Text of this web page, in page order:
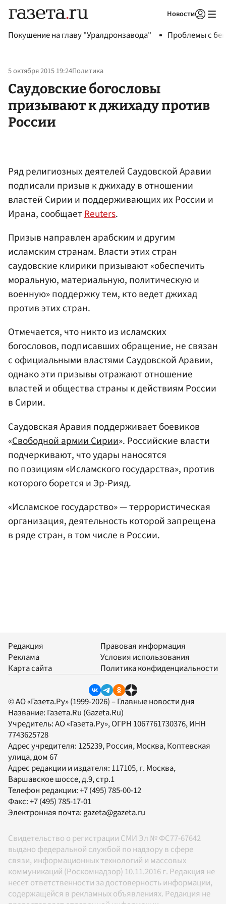
Новости
Покушение на главу "Уралдронзавода" Проблемы с
5 октября 2015 19:24Политика
Саудовские богословы
призывают к джихаду против
России
Ряд религиозных деятелей Саудовской Аравии
подписали призыв к джихаду в отношении
властей Сирии и поддерживающих их России и
Ирана, сообщаетReuters.
Призыв направлен арабским и другим
исламским странам. Власти этих стран
саудовские клирики призывают «обеспечить
моральную, материальную, политическую и
военную» поддержку тем, кто ведет джихад
против этих стран.
Отмечается, что никто из исламских
богословов, подписавших обращение, не связан
с официальными властями Саудовской Аравии,
однако эти призывы отражают отношение
властей и общества страны к действиям России
в Сирии.
Саудовская Аравия поддерживает боевиков
«Свободной армии Сирии». Российские власти
подчеркивают, что удары наносятся
по позициям «Исламского государства», против
которого борется и Эр-Рияд.
«Исламское государство» — террористическая
организация, деятельность которой запрещена
в ряде стран, в том числе в России.
Редакция
Реклама
Карта сайта
Правовая информация
Условия использования
Политика конфиденциальности
© АО «Газета.Ру» (1999-2026) – Главные новости дня
Название: Газета.Ru (Gazeta.Ru)
Учредитель:АО «Газета.Ру», ОГРН 1067761730376, ИНН
7743625728
Адрес учредителя: 125239, Россия, Москва, Коптевская
улица, дом 67
Адрес редакции и издателя: 117105, г. Москва,
Варшавское шоссе, д.9, стр.1
Телефон редакции:+7 (495) 785-00-12
Факс:+7 (495) 785-17-01
Электронная почта:gazeta@gazeta.ru
Свидетельство о регистрации СМИ Эл № ФС77-67642
выдано федеральной службой по надзору в сфере
связи, информационных технологий и массовых
коммуникаций (Роскомнадзор) 10.11.2016 г. Редакция не
несет ответственности за достоверность информации,
содержащейся в рекламных объявлениях. Редакция не